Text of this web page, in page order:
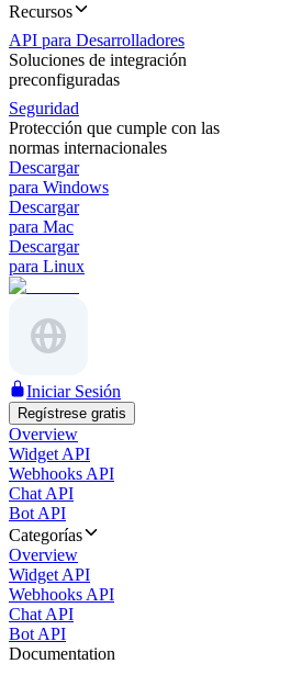
Recursos
API para Desarrolladores
Soluciones de integración
preconfiguradas
Seguridad
Protección que cumple con las
normas internacionales
Descargar
para Windows
Descargar
para Mac
Descargar
para Linux
Iniciar Sesión
Regístrese gratis
Overview
Widget API
Webhooks API
Chat API
Bot API
Categorías
Overview
Widget API
Webhooks API
Chat API
Bot API
Documentation